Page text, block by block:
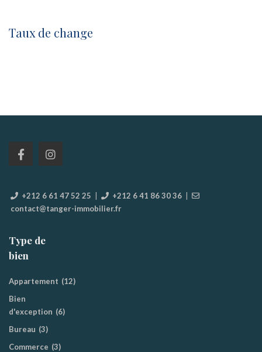
Taux de change
+212 6 61 47 52 25 | +212 6 41 86 30 36 |
contact@tanger-immobilier.fr
Type de
bien
Appartement (12)
Bien
d'exception (6)
Bureau (3)
Commerce (3)